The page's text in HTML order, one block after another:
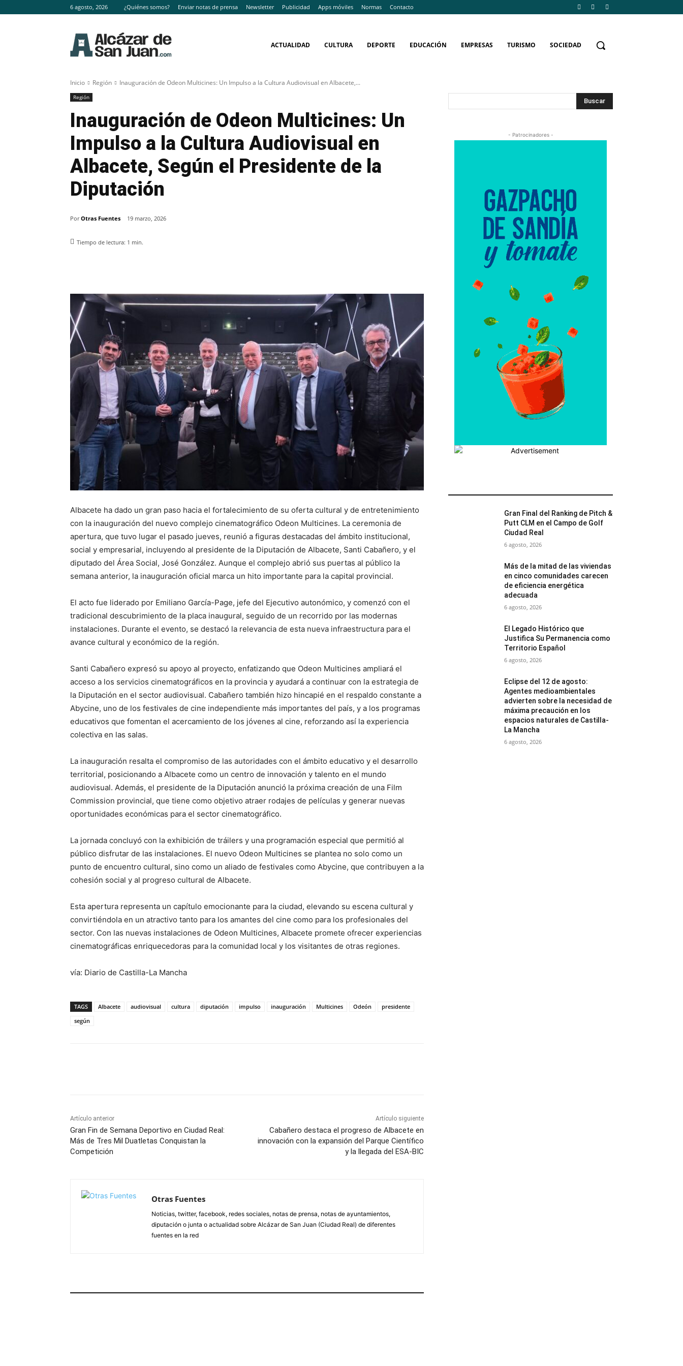
6 agosto, 2026 ¿Quiénes somos? Enviar notas de prensa Newsletter Publicidad Apps móviles Normas Contacto
ACTUALIDAD CULTURA DEPORTE EDUCACIÓN EMPRESAS TURISMO SOCIEDAD
Inicio Región Inauguración de Odeon Multicines: Un Impulso a la Cultura Audiovisual en Albacete,...
Región
Inauguración de Odeon Multicines: Un
Impulso a la Cultura Audiovisual en
Albacete, Según el Presidente de la
Diputación
Por Otras Fuentes 19 marzo, 2026
Tiempo de lectura: 1 min.
Albacete ha dado un gran paso hacia el fortalecimiento de su oferta cultural y de entretenimiento
con la inauguración del nuevo complejo cinematográfico Odeon Multicines. La ceremonia de
apertura, que tuvo lugar el pasado jueves, reunió a figuras destacadas del ámbito institucional,
social y empresarial, incluyendo al presidente de la Diputación de Albacete, Santi Cabañero, y el
diputado del Área Social, José González. Aunque el complejo abrió sus puertas al público la
semana anterior, la inauguración oficial marca un hito importante para la capital provincial.
El acto fue liderado por Emiliano García-Page, jefe del Ejecutivo autonómico, y comenzó con el
tradicional descubrimiento de la placa inaugural, seguido de un recorrido por las modernas
instalaciones. Durante el evento, se destacó la relevancia de esta nueva infraestructura para el
avance cultural y económico de la región.
Santi Cabañero expresó su apoyo al proyecto, enfatizando que Odeon Multicines ampliará el
acceso a los servicios cinematográficos en la provincia y ayudará a continuar con la estrategia de
la Diputación en el sector audiovisual. Cabañero también hizo hincapié en el respaldo constante a
Abycine, uno de los festivales de cine independiente más importantes del país, y a los programas
educativos que fomentan el acercamiento de los jóvenes al cine, reforzando así la experiencia
colectiva en las salas.
La inauguración resalta el compromiso de las autoridades con el ámbito educativo y el desarrollo
territorial, posicionando a Albacete como un centro de innovación y talento en el mundo
audiovisual. Además, el presidente de la Diputación anunció la próxima creación de una Film
Commission provincial, que tiene como objetivo atraer rodajes de películas y generar nuevas
oportunidades económicas para el sector cinematográfico.
La jornada concluyó con la exhibición de tráilers y una programación especial que permitió al
público disfrutar de las instalaciones. El nuevo Odeon Multicines se plantea no solo como un
punto de encuentro cultural, sino como un aliado de festivales como Abycine, que contribuyen a la
cohesión social y al progreso cultural de Albacete.
Esta apertura representa un capítulo emocionante para la ciudad, elevando su escena cultural y
convirtiéndola en un atractivo tanto para los amantes del cine como para los profesionales del
sector. Con las nuevas instalaciones de Odeon Multicines, Albacete promete ofrecer experiencias
cinematográficas enriquecedoras para la comunidad local y los visitantes de otras regiones.
vía: Diario de Castilla-La Mancha
TAGS Albacete audiovisual cultura diputación impulso inauguración Multicines Odeón
presidente
según
Artículo anterior
Gran Fin de Semana Deportivo en Ciudad Real:
Más de Tres Mil Duatletas Conquistan la
Competición
Artículo siguiente
Cabañero destaca el progreso de Albacete en
innovación con la expansión del Parque Científico
y la llegada del ESA-BIC
Otras Fuentes
Noticias, twitter, facebook, redes sociales, notas de prensa, notas de ayuntamientos,
diputación o junta o actualidad sobre Alcázar de San Juan (Ciudad Real) de diferentes
fuentes en la red
Buscar
- Patrocinadores -
Gran Final del Ranking de Pitch &
Putt CLM en el Campo de Golf
Ciudad Real
6 agosto, 2026
Más de la mitad de las viviendas
en cinco comunidades carecen
de eficiencia energética
adecuada
6 agosto, 2026
El Legado Histórico que
Justifica Su Permanencia como
Territorio Español
6 agosto, 2026
Eclipse del 12 de agosto:
Agentes medioambientales
advierten sobre la necesidad de
máxima precaución en los
espacios naturales de Castilla-
La Mancha
6 agosto, 2026